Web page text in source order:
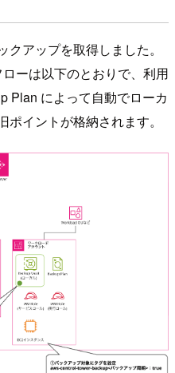
アップを取得しました。
ーは以下のとおりで、利用
Plan によって自動でローカ
イントが格納されます。